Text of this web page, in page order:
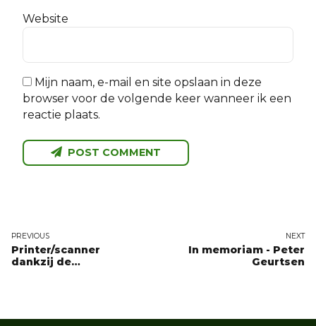
Website
Mijn naam, e-mail en site opslaan in deze
browser voor de volgende keer wanneer ik een
reactie plaats.
POST COMMENT
PREVIOUS
Printer/scanner
dankzij de
NEXT
In memoriam - Peter
Geurtsen